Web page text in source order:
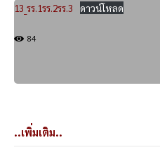
13_รร.1รร.2รร.3 ดาวน์โหลด
84
..เพิ่มเติม..